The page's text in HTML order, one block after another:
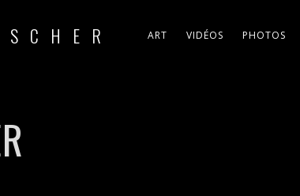
ART VIDÉOS PHOTOS